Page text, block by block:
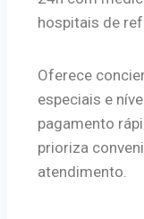
hospitais de
Oferece
especiais e
pagamento
prioriza
atendimento.